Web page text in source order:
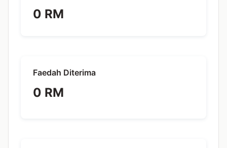
0 RM
Faedah Diterima
0 RM